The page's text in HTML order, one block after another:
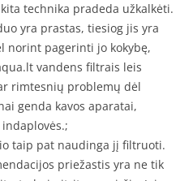
technika pradeda užkalkėti.
yra prastas, tiesiog jis yra
norint pagerinti jo kokybę,
vandens filtrais leis
rimtesnių problemų dėl
genda kavos aparatai,
taip pat naudinga jį filtruoti.
priežastis yra ne tik